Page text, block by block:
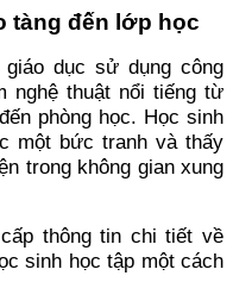
tàng đến lớp học
dục sử dụng công
nghệ thuật nổi tiếng từ
phòng học. Học sinh
một bức tranh và thấy
trong không gian xung
thông tin chi tiết về
sinh học tập một cách